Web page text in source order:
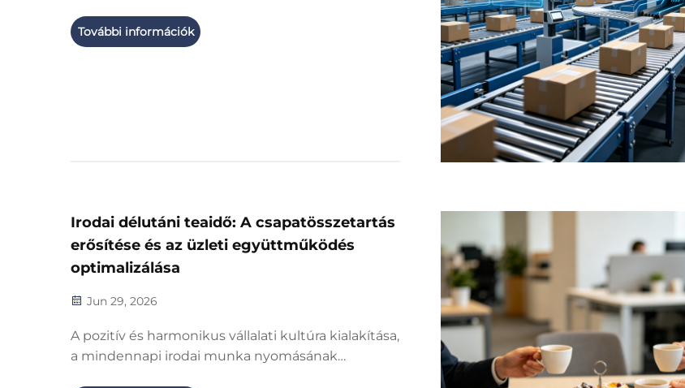
tervezésű automatizált szállítószalag- és
rendezőrendszerünk megoldani a
További információk
Irodai délutáni teaidő: A csapatösszetartás
erősítése és az üzleti együttműködés
optimalizálása
Jun 29, 2026
A pozitív és harmonikus vállalati kultúra kialakítása,
a mindennapi irodai munka nyomásának